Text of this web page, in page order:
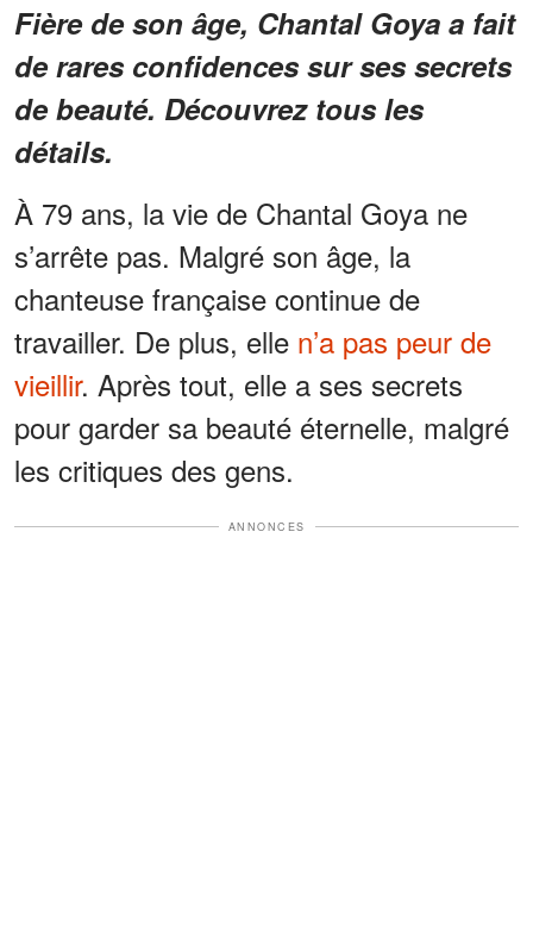
Fière de son âge, Chantal Goya a fait
de rares confidences sur ses secrets
de beauté. Découvrez tous les
détails.
À 79 ans, la vie de Chantal Goya ne
s’arrête pas. Malgré son âge, la
chanteuse française continue de
travailler. De plus, elle n’a pas peur de
vieillir. Après tout, elle a ses secrets
pour garder sa beauté éternelle, malgré
les critiques des gens.
ANNONCES